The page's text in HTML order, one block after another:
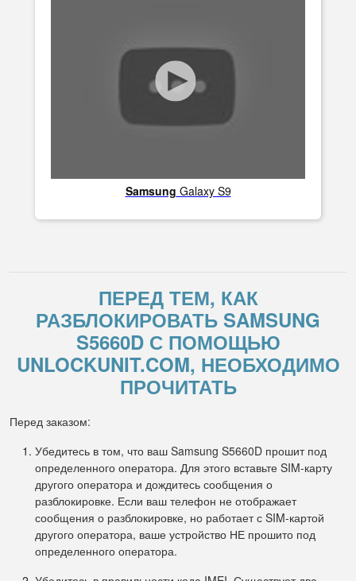
Samsung Galaxy S9
ПЕРЕД ТЕМ, КАК
РАЗБЛОКИРОВАТЬ SAMSUNG
S5660D С ПОМОЩЬЮ
UNLOCKUNIT.COM, НЕОБХОДИМО
ПРОЧИТАТЬ
Перед заказом:
Убедитесь в том, что ваш Samsung S5660D прошит под
определенного оператора. Для этого вставьте SIM-карту
другого оператора и дождитесь сообщения о
разблокировке. Если ваш телефон не отображает
сообщения о разблокировке, но работает с SIM-картой
другого оператора, ваше устройство НЕ прошито под
определенного оператора.